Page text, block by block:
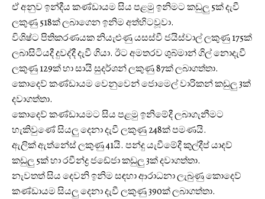
ඒ අනුව ඉන්දීය කණ්ඩායම සිය පළමු ඉනිමට කඩුලු 5ක් දැවී
ලකුණු 518ක් ලබාගෙන ඉනිම අත්හිටවූවා.
විශිෂ්ට පිතිකරණයක නියැළුණු යසස්වී ජයිස්වාල් ලකුණු 175ක්
ලබාසිටියදී දුවද්දී දැවී ගියා. ඊට අමතරව ශුබ්මාන් ගිල් නොදැවී
ලකුණු 129ක් හා සායි සුදර්ශන් ලකුණු 87ක් ලබාගත්තා.
කොදෙව් කණ්ඩායම වෙනුවෙන් ජොමෙල් වාරිකන් කඩුලු 3ක්
දවාගත්තා.
කොදෙව් කණ්ඩායමට සිය පළමු ඉනිමේදී ලබාගැනීමට
හැකිවුණේ සියලු දෙනා දැවී ලකුණු 248ක් පමණයි.
ඇලික් ඇත්නේස් ලකුණු 41යි. පන්දු යැවීමේදී කුල්දීප් යාදව්
කඩුලු 5ක් හා රවීන්ද්‍ර ජඩේජා කඩුලු 3ක් දවාගත්තා.
නැවතත් සිය දෙවනි ඉනිම සඳහා ආරාධනා ලැබුණු කොදෙව්
කණ්ඩායම සියලු දෙනා දැවී ලකුණු 390ක් ලබාගත්තා.